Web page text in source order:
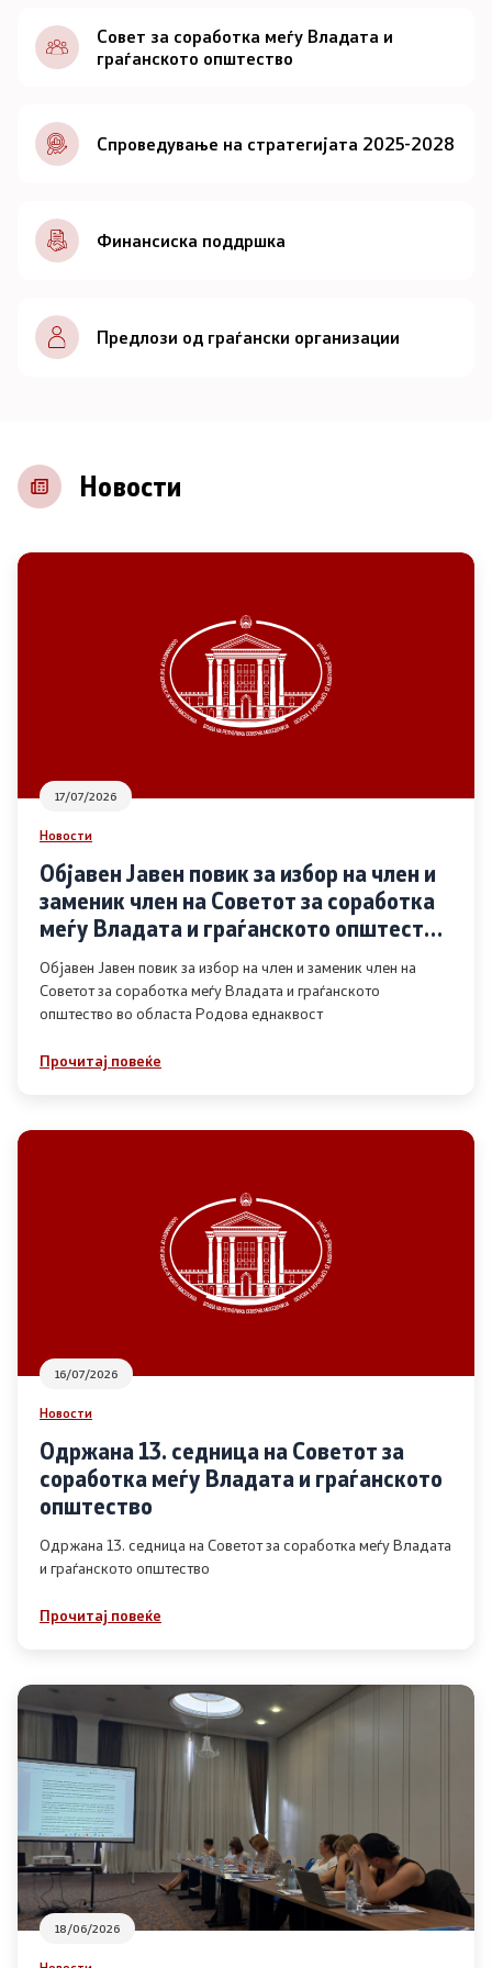
Документи
Совет
За советот
Документи
Записници и дневни редови од седниците на
Советот
Контакт
Основање на здружение
Дијалог меѓу Владата и граѓанскиот сектор
Отворени денови за иницијативи на граѓанските
организации
Финансиска поддршка
Извештаи
Список на ОЈИ
Контакт
Контакт
Линкови
Изјава за пристапност
Со еден клик до сите услуги
Совет за соработка меѓу Владата и
граѓанското општество
Спроведување на стратегијата 2025-2028
Финансиска поддршка
Предлози од граѓански организации
Новости
17/07/2026
Новости
Објавен Јавен повик за избор на член и
заменик член на Советот за соработка
меѓу Владата и граѓанското општество
во областа Родова еднаквост
Објавен Јавен повик за избор на член и заменик член на
Советот за соработка меѓу Владата и граѓанското
општество во областа Родова еднаквост
Прочитај повеќе
16/07/2026
Новости
Одржана 13. седница на Советот за
соработка меѓу Владата и граѓанското
општество
Одржана 13. седница на Советот за соработка меѓу Владата
и граѓанското општество
Прочитај повеќе
18/06/2026